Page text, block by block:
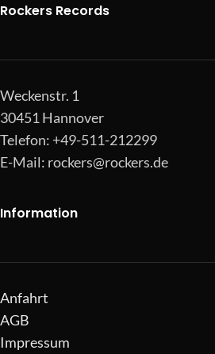
Rockers Records
Weckenstr. 1
30451 Hannover
Telefon: +49-511-212299
E-Mail: rockers@rockers.de
Information
Anfahrt
AGB
Impressum